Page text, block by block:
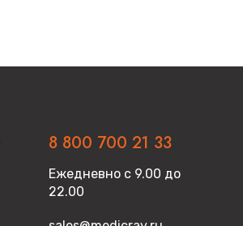
8 800 700 21 33
Ежедневно с 9.00 до
22.00